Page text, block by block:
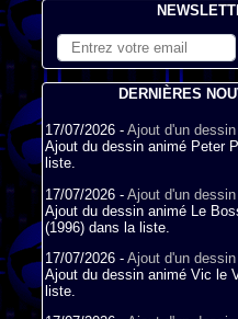
DERNIÈRES
17/07/2026 - Ajout d'un
Ajout du dessin animé Peter
liste.
17/07/2026 - Ajout d'un
Ajout du dessin animé Le
(1996) dans la liste.
17/07/2026 - Ajout d'un
Ajout du dessin animé Vic le
liste.